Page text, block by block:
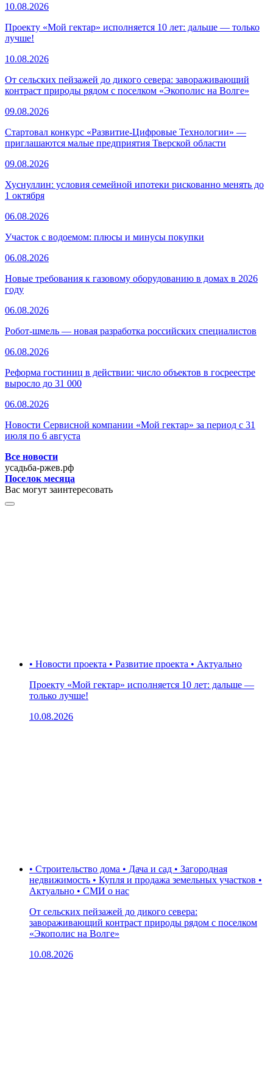
10.08.2026
Проекту «Мой гектар» исполняется 10 лет: дальше — только
лучше!
10.08.2026
От сельских пейзажей до дикого севера: завораживающий
контраст природы рядом с поселком «Экополис на Волге»
09.08.2026
Стартовал конкурс «Развитие-Цифровые Технологии» —
приглашаются малые предприятия Тверской области
09.08.2026
Хуснуллин: условия семейной ипотеки рискованно менять до
1 октября
06.08.2026
Участок с водоемом: плюсы и минусы покупки
06.08.2026
Новые требования к газовому оборудованию в домах в 2026
году
06.08.2026
Робот-шмель — новая разработка российских специалистов
06.08.2026
Реформа гостиниц в действии: число объектов в госреестре
выросло до 31 000
06.08.2026
Новости Сервисной компании «Мой гектар» за период с 31
июля по 6 августа
Все новости
усадьба-ржев.рф
Поселок месяца
Вас могут заинтересовать
• Новости проекта • Развитие проекта • Актуально
Проекту «Мой гектар» исполняется 10 лет: дальше —
только лучше!
10.08.2026
• Строительство дома • Дача и сад • Загородная
недвижимость • Купля и продажа земельных участков •
Актуально • СМИ о нас
От сельских пейзажей до дикого севера:
завораживающий контраст природы рядом с поселком
«Экополис на Волге»
10.08.2026